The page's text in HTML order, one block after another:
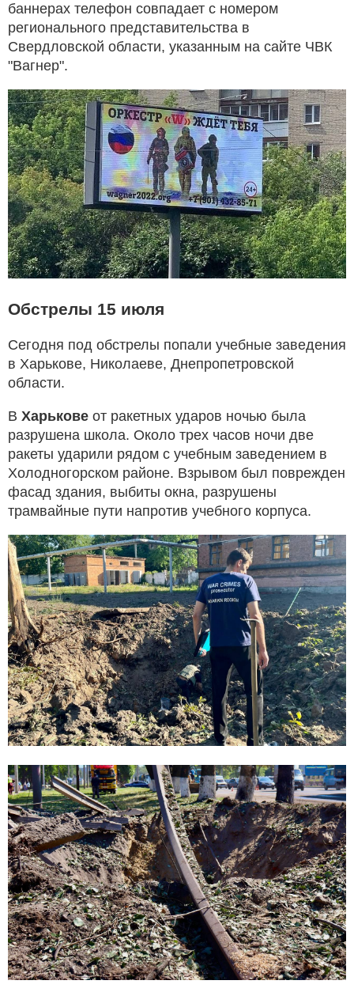
баннерах телефон совпадает с номером
регионального представительства в
Свердловской области, указанным на сайте ЧВК
"Вагнер".
Обстрелы 15 июля
Сегодня под обстрелы попали учебные заведения
в Харькове, Николаеве, Днепропетровской
области.
В Харькове от ракетных ударов ночью была
разрушена школа. Около трех часов ночи две
ракеты ударили рядом с учебным заведением в
Холодногорском районе. Взрывом был поврежден
фасад здания, выбиты окна, разрушены
трамвайные пути напротив учебного корпуса.